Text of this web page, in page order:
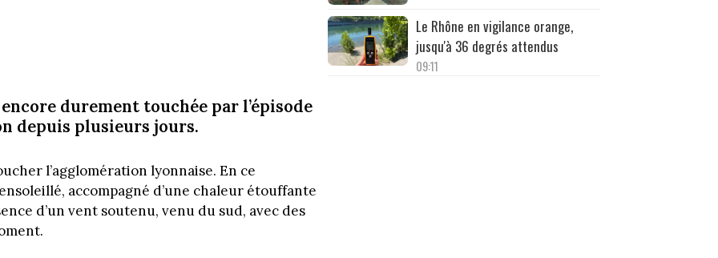
durement touchée par l’épisode
depuis plusieurs jours.
l’agglomération lyonnaise. En ce
accompagné d’une chaleur étouffante
d’un vent soutenu, venu du sud, avec des
Le Rhône en vigilance orange,
jusqu'à 36 degrés attendus
09:11